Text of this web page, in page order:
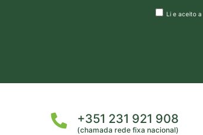
Li e aceito a
+351 231 921 908
(chamada rede fixa nacional)